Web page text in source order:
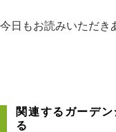
今日もお読みいただき
関連するガーデ
る